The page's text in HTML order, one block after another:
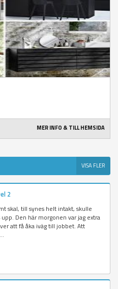
MER INFO & TILL HEMSIDA
VISA FLER
2
skal, till synes helt intakt, skulle
upp. Den här morgonen var jag extra
att få åka iväg till jobbet. Att